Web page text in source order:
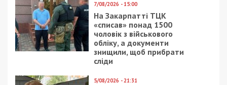
7/08/2026 - 15:00
На Закарпатті ТЦК
«списав» понад 1500
чоловік з військового
обліку, а документи
знищили, щоб прибрати
сліди
5/08/2026 - 21:31